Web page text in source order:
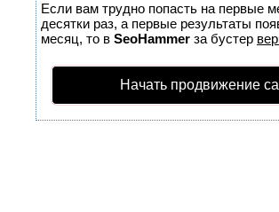
Если вам трудно попасть на первые
десятки раз, а первые результаты
месяц, то в SeoHammer за бустер
Начать продвижение